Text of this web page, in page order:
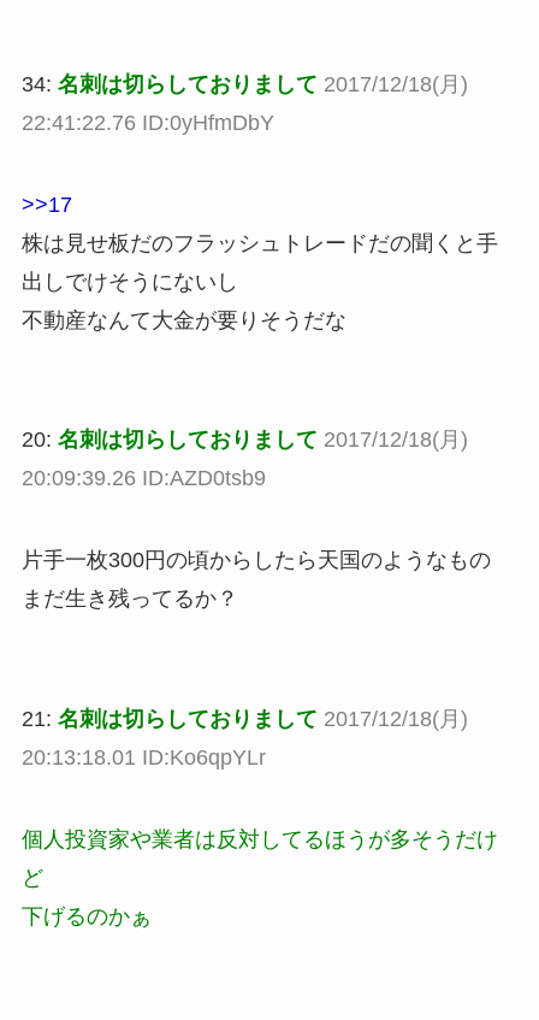
34: 名刺は切らしておりまして 2017/12/18(月)
22:41:22.76 ID:0yHfmDbY
>>17
株は見せ板だのフラッシュトレードだの聞くと手
出しでけそうにないし
不動産なんて大金が要りそうだな
20: 名刺は切らしておりまして 2017/12/18(月)
20:09:39.26 ID:AZD0tsb9
片手一枚300円の頃からしたら天国のようなもの
まだ生き残ってるか？
21: 名刺は切らしておりまして 2017/12/18(月)
20:13:18.01 ID:Ko6qpYLr
個人投資家や業者は反対してるほうが多そうだけ
ど
下げるのかぁ